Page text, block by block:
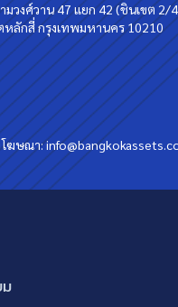
มวงศ์วาน 47 แยก 42 (ชินเขต 2/
หลักสี่ กรุงเทพมหานคร 10210
ฆษณา: